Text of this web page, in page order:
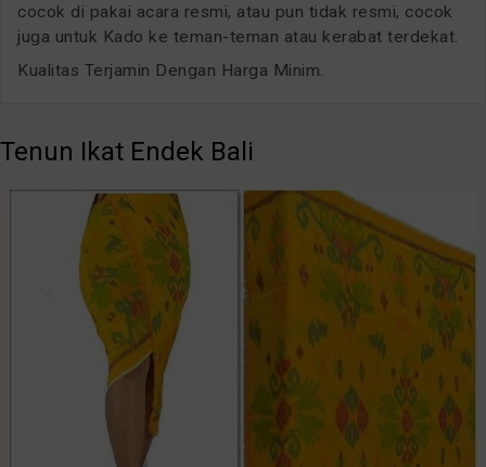
cocok di pakai acara resmi, atau pun tidak resmi, cocok
juga untuk Kado ke teman-teman atau kerabat terdekat.
Kualitas Terjamin Dengan Harga Minim.
Tenun Ikat Endek Bali